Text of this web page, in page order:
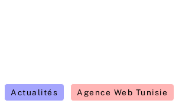
Actualités Agence Web Tunisie